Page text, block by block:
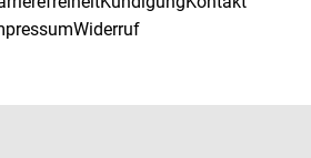
Widerruf